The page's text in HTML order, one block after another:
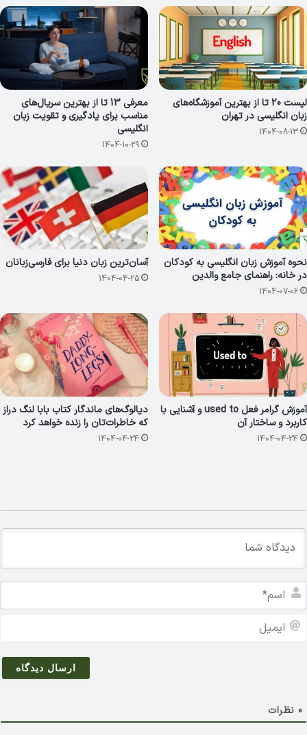
لیست 20 تا از بهترین آموزشگاه‌های
زبان انگلیسی در تهران
1404-08-13
معرفی 13 تا از بهترین سریال‌های
مناسب برای یادگیری و تقویت زبان
انگلیسی
1404-10-29
نحوه آموزش زبان انگلیسی به کودکان
در خانه: راهنمای جامع والدین
1404-07-06
آسان‌ترین زبان دنیا برای فارسی‌زبانان
1404-04-25
آموزش گرامر فعل used to و آشنایی با
کاربرد و ساختار آن
1404-04-24
دیالوگ‌های ماندگار کتاب بابا لنگ دراز
که خاطرات‌تان را زنده خواهد کرد
1404-04-24
0 نظرات